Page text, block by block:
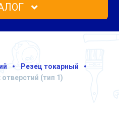
Резец токарный
отверстий (тип 1)